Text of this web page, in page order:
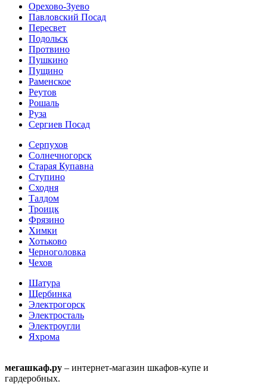
Орехово-Зуево
Павловский Посад
Пересвет
Подольск
Протвино
Пушкино
Пущино
Раменское
Реутов
Рошаль
Руза
Сергиев Посад
Серпухов
Солнечногорск
Старая Купавна
Ступино
Сходня
Талдом
Троицк
Фрязино
Химки
Хотьково
Черноголовка
Чехов
Шатура
Щербинка
Электрогорск
Электросталь
Электроугли
Яхрома
мегашкаф.ру – интернет-магазин шкафов-купе и
гардеробных.